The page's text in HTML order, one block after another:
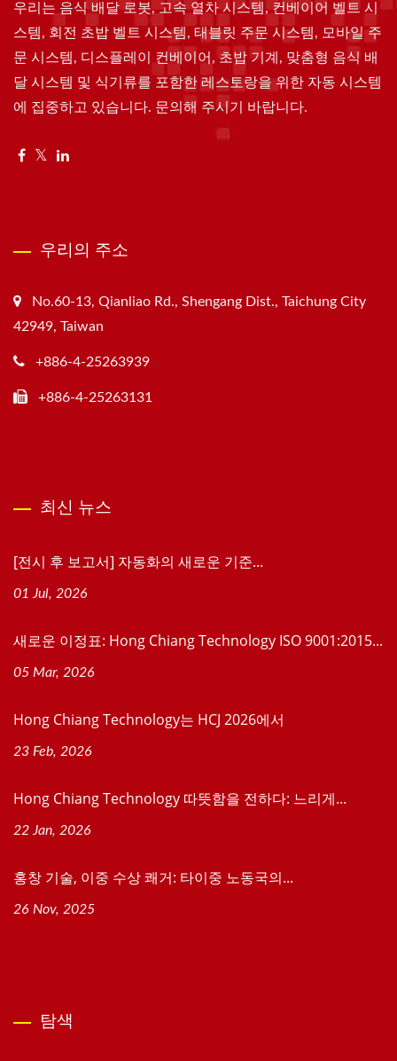
우리는 음식 배달 로봇, 고속 열차 시스템, 컨베이어 벨트 시
스템, 회전 초밥 벨트 시스템, 태블릿 주문 시스템, 모바일 주
문 시스템, 디스플레이 컨베이어, 초밥 기계, 맞춤형 음식 배
달 시스템 및 식기류를 포함한 레스토랑을 위한 자동 시스템
에 집중하고 있습니다. 문의해 주시기 바랍니다.
우리의 주소
No.60-13, Qianliao Rd., Shengang Dist., Taichung City
42949, Taiwan
+886-4-25263939
+886-4-25263131
최신 뉴스
[전시 후 보고서] 자동화의 새로운 기준...
01 Jul, 2026
새로운 이정표: Hong Chiang Technology ISO 9001:2015...
05 Mar, 2026
Hong Chiang Technology는 HCJ 2026에서
23 Feb, 2026
Hong Chiang Technology 따뜻함을 전하다: 느리게...
22 Jan, 2026
홍창 기술, 이중 수상 쾌거: 타이중 노동국의...
26 Nov, 2025
탐색